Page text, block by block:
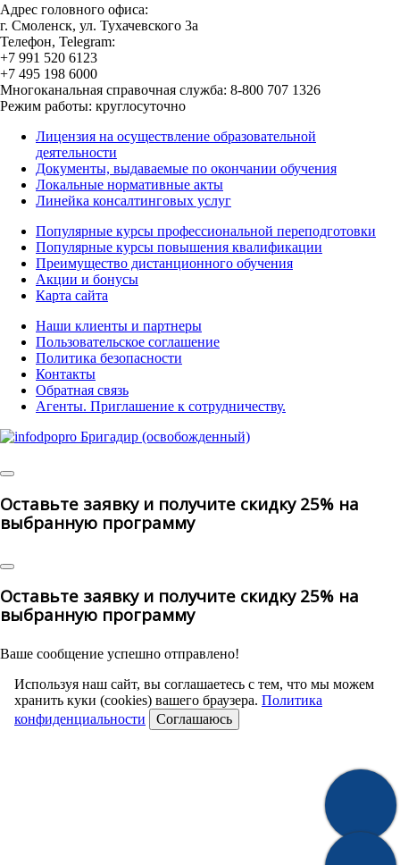
Адрес головного офиса:
г. Смоленск, ул. Тухачевского 3а
Телефон, Telegram:
+7 991 520 6123
+7 495 198 6000
Многоканальная справочная служба: 8-800 707 1326
Режим работы: круглосуточно
Лицензия на осуществление образовательной
деятельности
Документы, выдаваемые по окончании обучения
Локальные нормативные акты
Линейка консалтинговых услуг
Популярные курсы профессиональной переподготовки
Популярные курсы повышения квалификации
Преимущество дистанционного обучения
Акции и бонусы
Карта сайта
Наши клиенты и партнеры
Пользовательское соглашение
Политика безопасности
Контакты
Обратная связь
Агенты. Приглашение к сотрудничеству.
Оставьте заявку и получите скидку 25% на
выбранную программу
Оставьте заявку и получите скидку 25% на
выбранную программу
Ваше сообщение успешно отправлено!
Используя наш сайт, вы соглашаетесь с тем, что мы можем
хранить куки (cookies) вашего браузера. Политика
конфиденциальности
Соглашаюсь